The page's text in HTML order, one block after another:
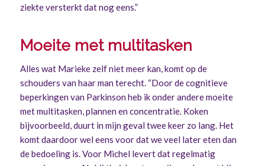
ziekte versterkt dat nog eens.”
Moeite met multitasken
Alles wat Marieke zelf niet meer kan, komt op de
schouders van haar man terecht. “Door de cognitieve
beperkingen van Parkinson heb ik onder andere moeite
met multitasken, plannen en concentratie. Koken
bijvoorbeeld, duurt in mijn geval twee keer zo lang. Het
komt daardoor wel eens voor dat we veel later eten dan
de bedoeling is. Voor Michel levert dat regelmatig